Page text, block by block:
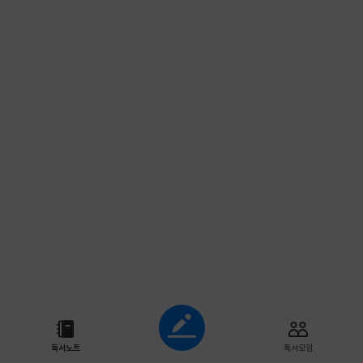
조회하기
독서노트 독서모임